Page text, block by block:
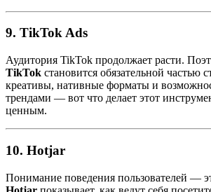
9. TikTok Ads
Аудитория TikTok продолжает расти.
TikTok становится обязательной частью
креативы, нативные форматы и
трендами — вот что делает этот
ценным.
10. Hotjar
Понимание поведения пользователей —